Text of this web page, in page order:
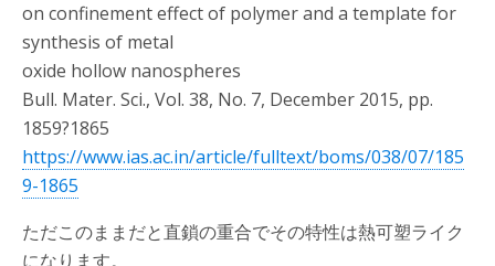
on confinement effect of polymer and a template for
synthesis of metal
oxide hollow nanospheres
Bull. Mater. Sci., Vol. 38, No. 7, December 2015, pp.
1859?1865
https://www.ias.ac.in/article/fulltext/boms/038/07/185
9-1865
ただこのままだと直鎖の重合でその特性は熱可塑ライク
になります。